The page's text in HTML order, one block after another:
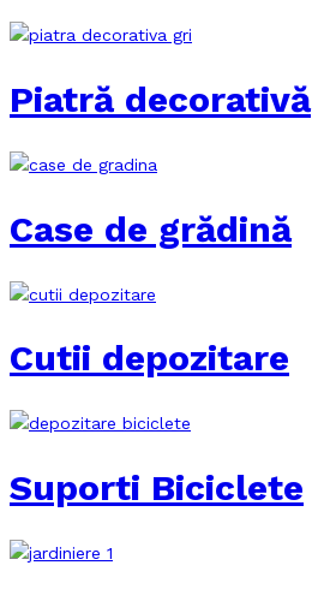
Piatră decorativă
Case de grădină
Cutii depozitare
Suporti Biciclete